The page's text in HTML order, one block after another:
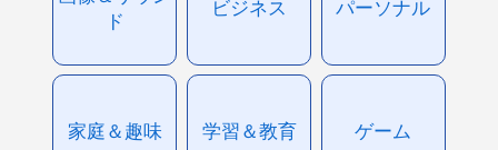
ド
ビジネス パーソナル
家庭＆趣味 学習＆教育 ゲーム